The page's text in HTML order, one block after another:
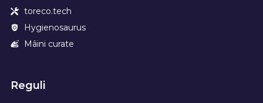
toreco.tech
Hygienosaurus
Mâini curate
Reguli